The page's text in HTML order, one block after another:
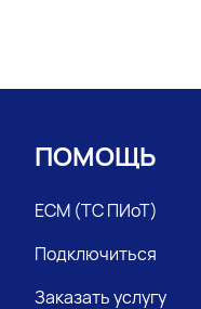
ПОМОЩЬ
ЕСМ (ТС ПИоТ)
Подключиться
Заказать услугу